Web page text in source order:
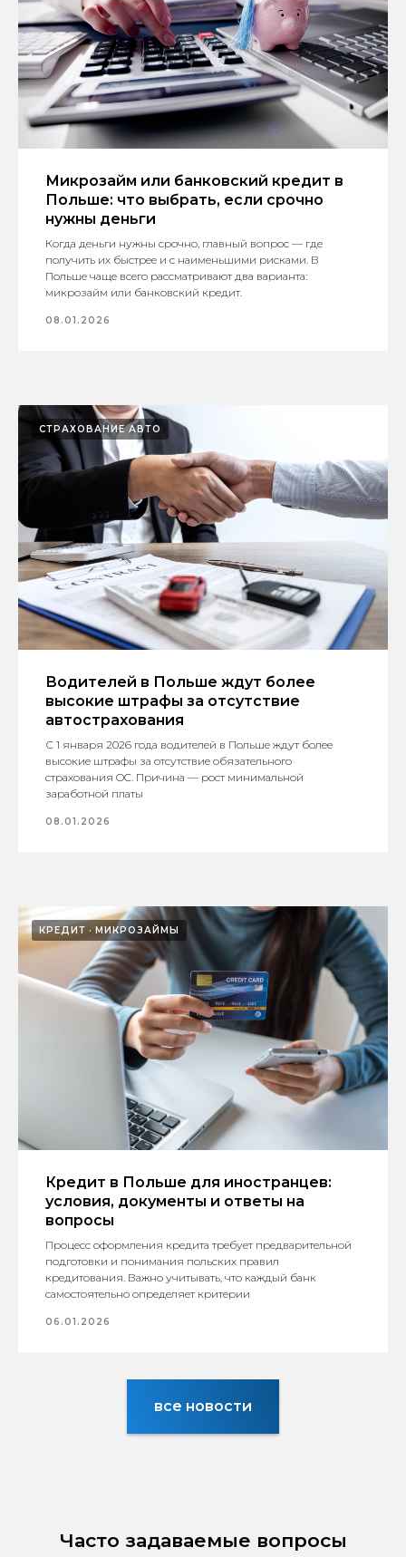
Микрозайм или банковский кредит в
Польше: что выбрать, если срочно
нужны деньги
Когда деньги нужны срочно, главный вопрос — где
получить их быстрее и с наименьшими рисками. В
Польше чаще всего рассматривают два варианта:
микрозайм или банковский кредит.
08.01.2026
СТРАХОВАНИЕ АВТО
Водителей в Польше ждут более
высокие штрафы за отсутствие
автострахования
С 1 января 2026 года водителей в Польше ждут более
высокие штрафы за отсутствие обязательного
страхования OC. Причина — рост минимальной
заработной платы
08.01.2026
КРЕДИТ МИКРОЗАЙМЫ
Кредит в Польше для иностранцев:
условия, документы и ответы на
вопросы
Процесс оформления кредита требует предварительной
подготовки и понимания польских правил
кредитования. Важно учитывать, что каждый банк
самостоятельно определяет критерии
06.01.2026
все новости
Часто задаваемые вопросы